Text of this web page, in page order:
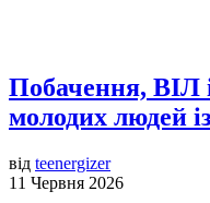
Побачення, ВІЛ
молодих людей
від teenergizer
11 Червня 2026